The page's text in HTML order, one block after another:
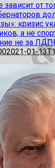
от
кризис
а не
не за
2021-01-